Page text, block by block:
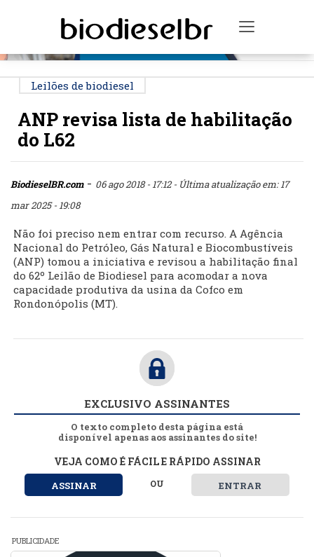
Toggle
Leilões de biodiesel
ANP revisa lista de habilitação
do L62
BiodieselBR.com- 06 ago 2018 - 17:12- Última atualização em: 17
mar 2025 - 19:08
Não foi preciso nem entrar com recurso. A Agência
Nacional do Petróleo, Gás Natural e Biocombustíveis
(ANP) tomou a iniciativa e revisou a habilitação final
do 62º Leilão de Biodiesel para acomodar a nova
capacidade produtiva da usina da Cofco em
Rondonópolis (MT).
EXCLUSIVO ASSINANTES
O texto completo desta página está
disponível apenas aos assinantes do site!
VEJA COMO É FÁCIL E RÁPIDO ASSINAR
ASSINAR OU ENTRAR
PUBLICIDADE